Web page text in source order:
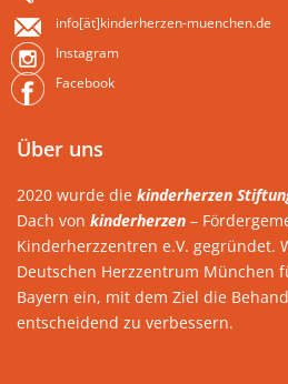
info[ät]kinderherzen-muenchen.de
Instagram
Facebook
Über uns
2020 wurde die kinderherzen
Dach von kinderherzen –
Kinderherzzentren e.V. gegründet.
Deutschen Herzzentrum München
Bayern ein, mit dem Ziel die
entscheidend zu verbessern.